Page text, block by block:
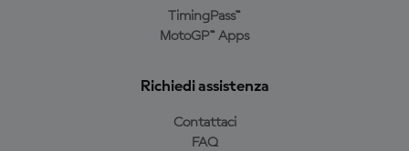
TimingPass™
MotoGP™ Apps
Richiedi assistenza
Contattaci
FAQ